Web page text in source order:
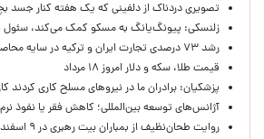
تصویری دردناک از دلفینی که یک هفته کنار جسد
زلنسکی: پیونگ‌یانگ به مسکو کمک می‌کند، سئول
رشد ۷۳ درصدی تجارت ایران و ترکیه در سایه محاصره دریایی
قیمت طلا، سکه و دلار امروز ۱۸ مرداد
پزشکیان: برادران ما در نیروهای مسلح کاری کردند
آژانس‌های توسعه بین‌المللی؛ کاهش فقر یا نفوذ
روایت طحان‌نظیف از بمباران بیت رهبری در ۹ اسفند